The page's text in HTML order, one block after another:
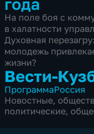
На поле боя с
в халатности
Духовная
молодежь
жизни?
Вести-
ПрограммаРоссия
Новостные,
политические,